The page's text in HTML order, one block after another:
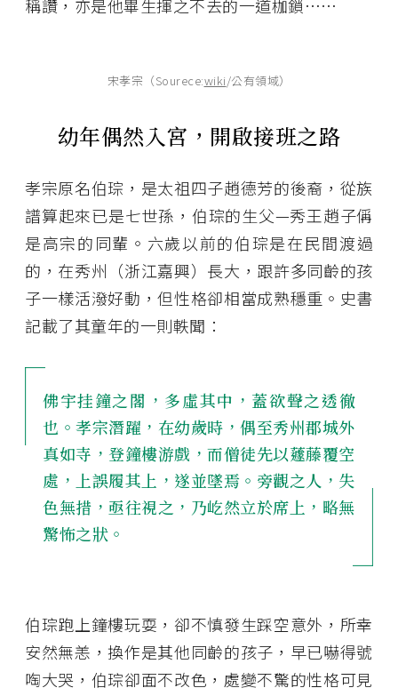
稱讚，亦是他畢生揮之不去的一道枷鎖……
宋孝宗（Sourece:wiki/公有領域）
幼年偶然入宮，開啟接班之路
孝宗原名伯琮，是太祖四子趙德芳的後裔，從族
譜算起來已是七世孫，伯琮的生父—秀王趙子偁
是高宗的同輩。六歲以前的伯琮是在民間渡過
的，在秀州（浙江嘉興）長大，跟許多同齡的孩
子一樣活潑好動，但性格卻相當成熟穩重。史書
記載了其童年的一則軼聞：
佛宇挂鐘之閣，多虛其中，蓋欲聲之透徹
也。孝宗潛躍，在幼歲時，偶至秀州郡城外
真如寺，登鐘樓游戲，而僧徒先以蘧藤覆空
處，上誤履其上，遂並墜焉。旁觀之人，失
色無措，亟往視之，乃屹然立於席上，略無
驚怖之狀。
伯琮跑上鐘樓玩耍，卻不慎發生踩空意外，所幸
安然無恙，換作是其他同齡的孩子，早已嚇得號
啕大哭，伯琮卻面不改色，處變不驚的性格可見